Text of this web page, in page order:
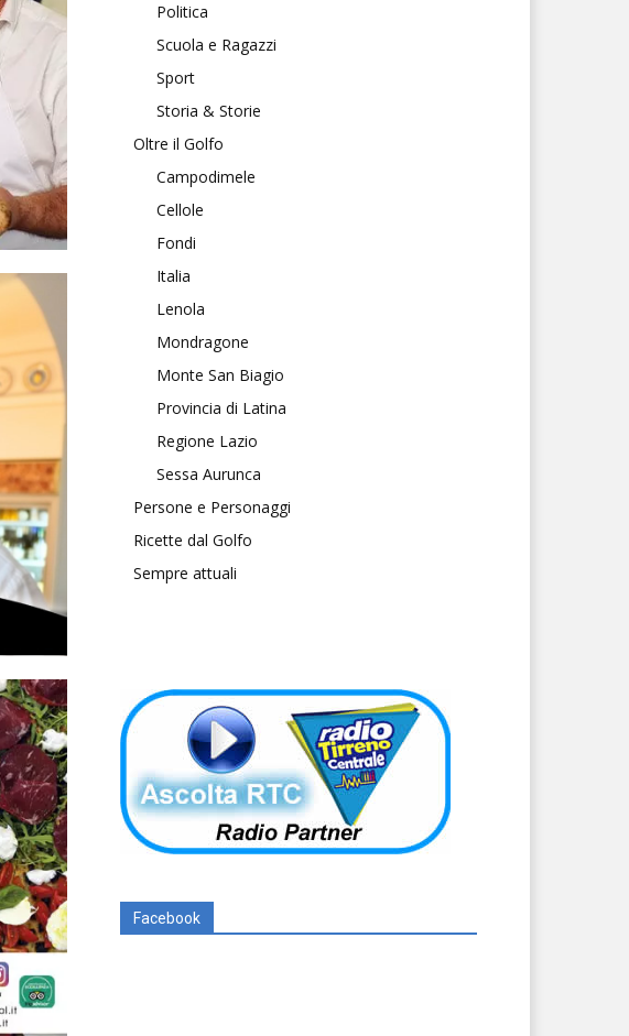
Politica
Scuola e Ragazzi
Sport
Storia & Storie
Oltre il Golfo
Campodimele
Cellole
Fondi
Italia
Lenola
Mondragone
Monte San Biagio
Provincia di Latina
Regione Lazio
Sessa Aurunca
Persone e Personaggi
Ricette dal Golfo
Sempre attuali
Facebook